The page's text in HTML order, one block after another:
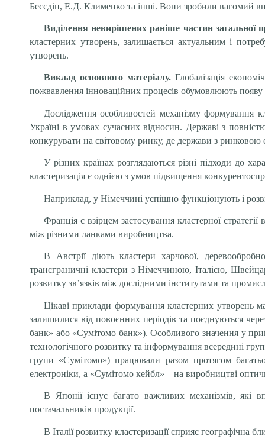
Бесєдін, Е.Д. Клименко та інші. Вони зробили вагомий
Виділення невирішених раніше частин загальної
кластерних утворень, залишається актуальним і
утворень.
Виклад основного матеріалу.Глобалізація
пожвавлення інноваційних процесів обумовлюють появу
Дослідження особливостей механізму формування
Україні в умовах сучасних відносин. Державі з
конкурувати на світовому ринку, де держави з ринковою
У різних країнах розглядаються різні підходи до
кластеризація є однією з умов підвищення
Наприклад, у Німеччині успішно функціонують і
Франція є взірцем застосування кластерної
між різними ланками виробництва.
В Австрії діють кластери харчової,
трансграничні кластери з Німеччиною, Італією,
розвитку зв’язків між дослідними інститутами та
Цікаві приклади формування кластерних утворень
залишилися від повоєнних періодів та поєднуються
банк» або «Сумітомо банк»). Особливого значення у
технологічного розвитку та інформування всередині
групи «Сумітомо») працювали разом протягом
електроніки, а «Сумітомо кейбл» – на виробництві
В Японії існує багато важливих механізмів, які
постачальників продукції.
В Італії розвитку кластеризації сприяє